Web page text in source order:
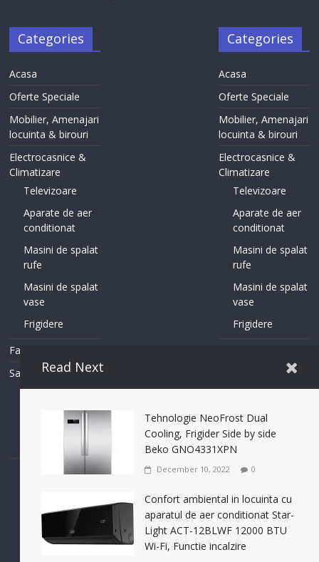
Categories
Acasa
Oferte Speciale
Mobilier, Amenajari
locuinta & birouri
Electrocasnice &
Climatizare
Televizoare
Aparate de aer
conditionat
Masini de spalat
rufe
Masini de spalat
vase
Frigidere
Fashion
Sanitare
Incalzire in
Categories
Acasa
Oferte Speciale
Mobilier, Amenajari
locuinta & birouri
Electrocasnice &
Climatizare
Televizoare
Aparate de aer
conditionat
Masini de spalat
rufe
Masini de spalat
vase
Frigidere
Incalzire in
Sisteme
Incalzire
Contact Us Terms of Use Privacy Policy Accessibility Help
Set footer copyright from with theme options
Configure in Appearance > Customize > Additional Options >
Read Next
Tehnologie NeoFrost Dual
Cooling, Frigider Side by side
Beko GNO4331XPN
December 10, 2022 0
Confort ambiental in locuinta cu
aparatul de aer conditionat Star-
Light ACT-12BLWF 12000 BTU
Wi-Fi, Functie incalzire